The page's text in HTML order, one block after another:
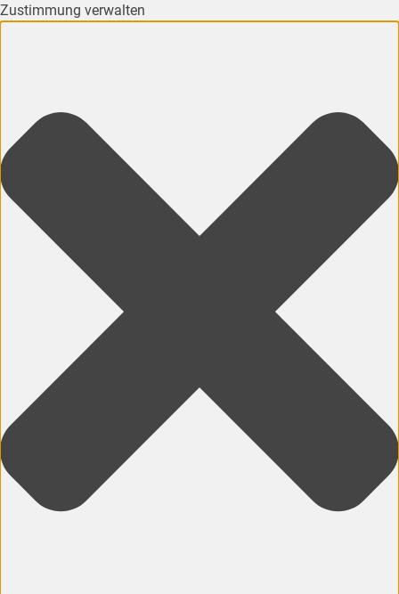
Zustimmung verwalten